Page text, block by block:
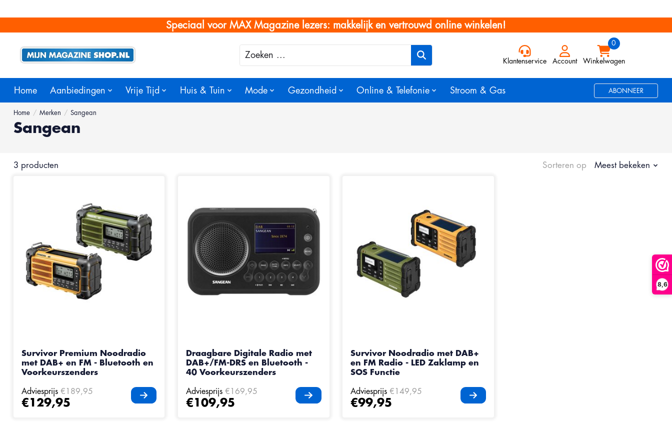
8,6
Speciaal voor MAX Magazine lezers: makkelijk en vertrouwd online winkelen!
Zoeken
Klantenservice Account Winkelwagen
Home Aanbiedingen Vrije Tijd Huis & Tuin Mode Gezondheid Online & Telefonie Stroom & Gas ABONNEER
Home / Merken / Sangean
Sangean
3 producten Sorteren op Meest bekeken
Survivor Premium Noodradio
met DAB+ en FM - Bluetooth en
Voorkeurszenders
Adviesprijs €189,95
€129,95
Draagbare Digitale Radio met
DAB+/FM-DRS en Bluetooth -
40 Voorkeurszenders
Adviesprijs €169,95
€109,95
Survivor Noodradio met DAB+
en FM Radio - LED Zaklamp en
SOS Functie
Adviesprijs €149,95
€99,95